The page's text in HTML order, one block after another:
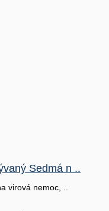
Sedmá n ..
virová nemoc, ..